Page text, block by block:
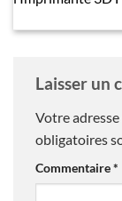
Laisser un
Votre
obligatoires
Commentaire*